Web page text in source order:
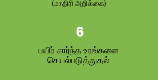
(மாதிரி அறிக்கை)
6
பயிர் சார்ந்த உரங்களை
செயல்படுத்துதல்